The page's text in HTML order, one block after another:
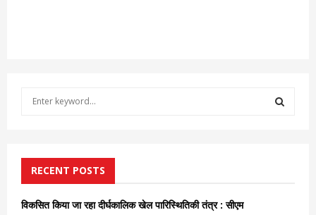
f
o
RECENT POSTS
विकसित किया जा रहा दीर्घकालिक खेल पारिस्थितिकी तंत्र : सीएम